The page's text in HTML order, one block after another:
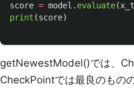
score = model . evaluate(
print (score)
getNewestModel()では、
CheckPointでは最良のもの